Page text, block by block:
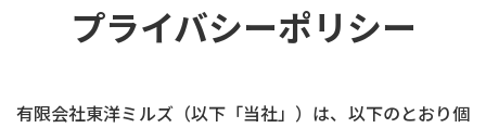
プライバシーポリシー
有限会社東洋ミルズ（以下「当社」）は、以下のとおり個